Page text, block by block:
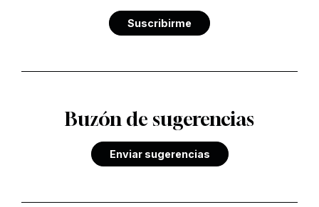
Suscribirme
Buzón de sugerencias
Enviar sugerencias